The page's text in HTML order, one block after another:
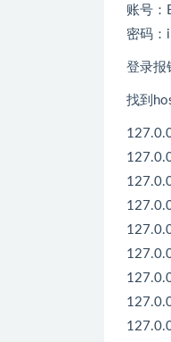
账号：
密码：
登录报
找到